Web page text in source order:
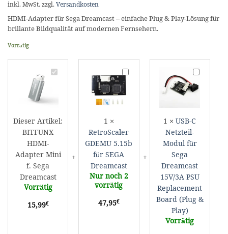
inkl. MwSt. zzgl. Versandkosten
HDMI-Adapter für Sega Dreamcast – einfache Plug & Play-Lösung für
brillante Bildqualität auf modernen Fernsehern.
Vorrätig
BITFUNX
Mini
Sega
Dreamcast
Dieser Artikel:
BITFUNX
HDMI-
Adapter Mini
f. Sega
Dreamcast
Vorrätig
15,99€
RetroScaler
GDEMU
5.15b
für
1 ×
RetroScaler
GDEMU 5.15b
für SEGA
Dreamcast
Nur noch 2
vorrätig
47,95€
USB-
C
Netzteil-
Sega
Dreamcast
15V/3A
Board
(Plug
Play)
1 ×USB-C
Netzteil-
Modul für
Sega
Dreamcast
15V/3A PSU
Replacement
Board (Plug &
Play)
Vorrätig